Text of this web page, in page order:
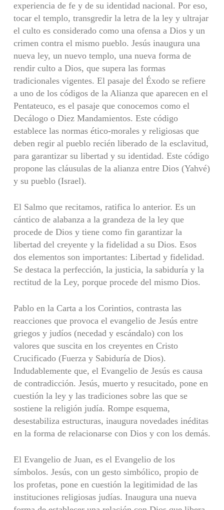
experiencia de fe y de su identidad nacional. Por eso,
tocar el templo, transgredir la letra de la ley y ultrajar
el culto es considerado como una ofensa a Dios y un
crimen contra el mismo pueblo. Jesús inaugura una
nueva ley, un nuevo templo, una nueva forma de
rendir culto a Dios, que supera las formas
tradicionales vigentes. El pasaje del Éxodo se refiere
a uno de los códigos de la Alianza que aparecen en el
Pentateuco, es el pasaje que conocemos como el
Decálogo o Diez Mandamientos. Este código
establece las normas ético-morales y religiosas que
deben regir al pueblo recién liberado de la esclavitud,
para garantizar su libertad y su identidad. Este código
propone las cláusulas de la alianza entre Dios (Yahvé)
y su pueblo (Israel).
El Salmo que recitamos, ratifica lo anterior. Es un
cántico de alabanza a la grandeza de la ley que
procede de Dios y tiene como fin garantizar la
libertad del creyente y la fidelidad a su Dios. Esos
dos elementos son importantes: Libertad y fidelidad.
Se destaca la perfección, la justicia, la sabiduría y la
rectitud de la Ley, porque procede del mismo Dios.
Pablo en la Carta a los Corintios, contrasta las
reacciones que provoca el evangelio de Jesús entre
griegos y judíos (necedad y escándalo) con los
valores que suscita en los creyentes en Cristo
Crucificado (Fuerza y Sabiduría de Dios).
Indudablemente que, el Evangelio de Jesús es causa
de contradicción. Jesús, muerto y resucitado, pone en
cuestión la ley y las tradiciones sobre las que se
sostiene la religión judía. Rompe esquema,
desestabiliza estructuras, inaugura novedades inéditas
en la forma de relacionarse con Dios y con los demás.
El Evangelio de Juan, es el Evangelio de los
símbolos. Jesús, con un gesto simbólico, propio de
los profetas, pone en cuestión la legitimidad de las
instituciones religiosas judías. Inaugura una nueva